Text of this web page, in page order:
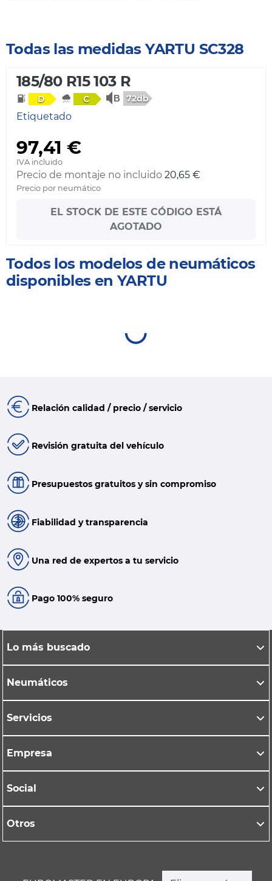
Todas las medidas YARTU SC328
185/80 R15 103 R
D C 72db
Etiquetado
97,41 €
IVA incluido
Precio de montaje no incluido 20,65 €
Precio por neumático
EL STOCK DE ESTE CÓDIGO ESTÁ
AGOTADO
Todos los modelos de neumáticos
disponibles en YARTU
Relación calidad / precio / servicio
Revisión gratuita del vehículo
Presupuestos gratuitos y sin compromiso
Fiabilidad y transparencia
Una red de expertos a tu servicio
Pago 100% seguro
Lo más buscado
Neumáticos
Servicios
Empresa
Social
Otros